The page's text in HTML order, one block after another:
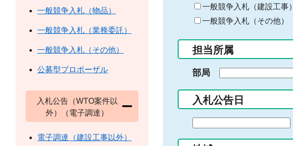
キ
ー
ー
入
力
一般競争入札（建設工事）
一般競争入札（その他）
担当所属
部局
入札公告日
一般競争入札（物品）
一般競争入札（業務委託）
一般競争入札（その他）
公募型プロポーザル
入札公告（WTO案件以
外）（電子調達）
電子調達（建設工事以外）